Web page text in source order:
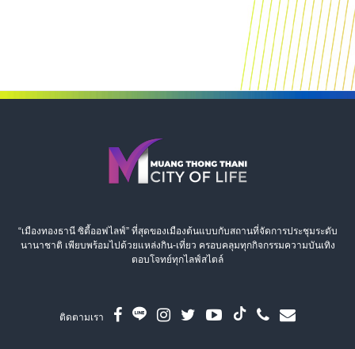
“เมืองทองธานี ซิตี้ออฟไลฟ์” ที่สุดของเมืองต้นแบบกับสถานที่จัดการประชุมระดับ
นานาชาติ เพียบพร้อมไปด้วยแหล่งกิน-เที่ยว ครอบคลุมทุกกิจกรรมความบันเทิง
ตอบโจทย์ทุกไลฟ์สไตล์
ติดตามเรา